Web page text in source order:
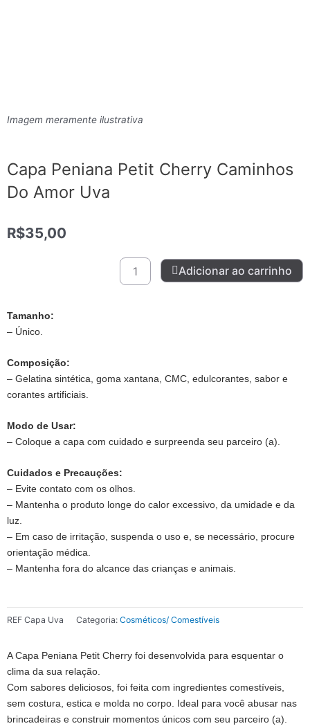
Imagem meramente ilustrativa
Capa Peniana Petit Cherry Caminhos
Do Amor Uva
R$35,00
Capa
Peniana
quantidade
Adicionar ao carrinho
Tamanho:
– Único.
Composição:
– Gelatina sintética, goma xantana, CMC, edulcorantes, sabor e
corantes artificiais.
Modo de Usar:
– Coloque a capa com cuidado e surpreenda seu parceiro (a).
Cuidados e Precauções:
– Evite contato com os olhos.
– Mantenha o produto longe do calor excessivo, da umidade e da
luz.
– Em caso de irritação, suspenda o uso e, se necessário, procure
orientação médica.
– Mantenha fora do alcance das crianças e animais.
REF Capa Uva Categoria: Cosméticos/ Comestíveis
A Capa Peniana Petit Cherry foi desenvolvida para esquentar o
clima da sua relação.
Com sabores deliciosos, foi feita com ingredientes comestíveis,
sem costura, estica e molda no corpo. Ideal para você abusar nas
brincadeiras e construir momentos únicos com seu parceiro (a).